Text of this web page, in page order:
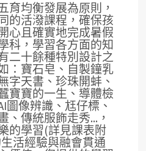
育均衡發展為原則，
的活潑課程，確保孩
心且確實地完成暑假
科，學習各方面的知
二十餘種特別設計之
：寶石皂、自製鐘乳
字天書、珍珠開蚌、
寶寶的一生、導體檢
圖像辨識、尪仔標、
、傳統服飾走秀...，
的學習(詳見課表附
活經驗與融會貫通